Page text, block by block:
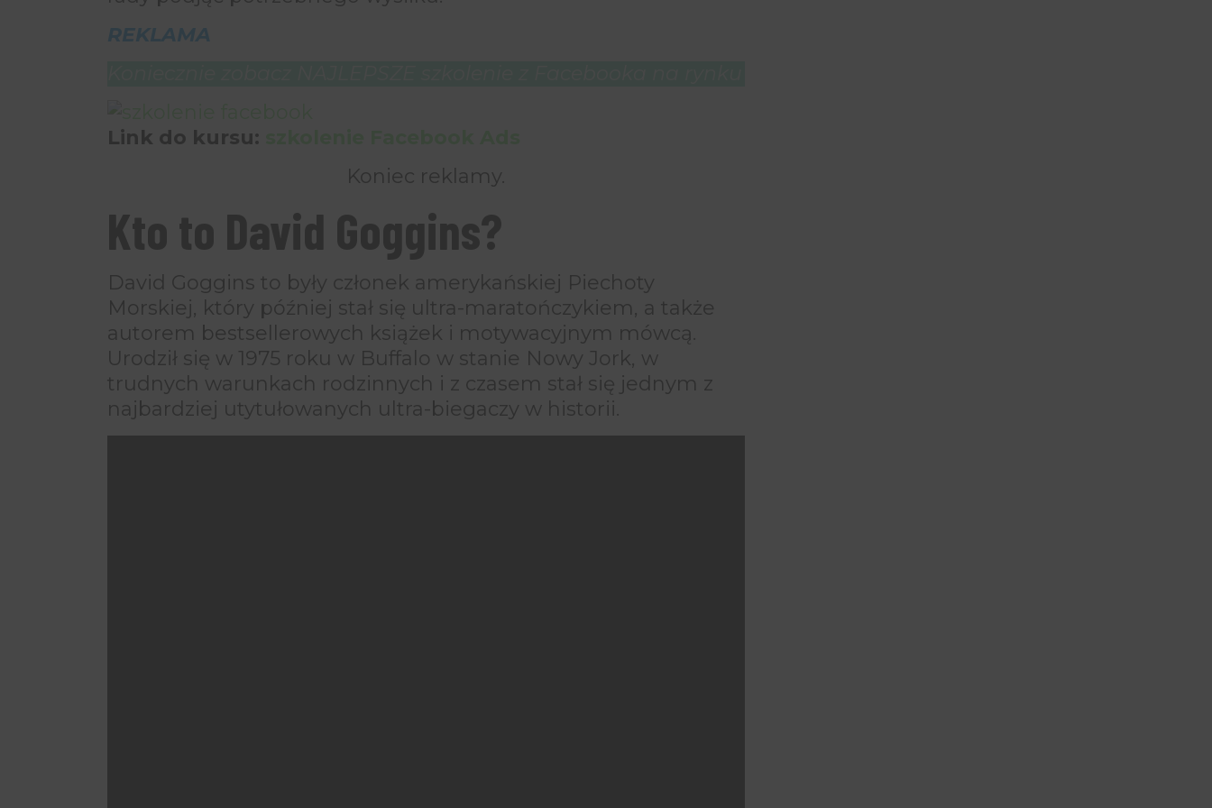
REKLAMA
Link do kursu:
Koniec reklamy.
Kto to David Goggins?
David Goggins to były członek amerykańskiej Piechoty
Morskiej, który później stał się ultra-maratończykiem, a także
autorem bestsellerowych książek i motywacyjnym mówcą.
Urodził się w 1975 roku w Buffalo w stanie Nowy Jork, w
trudnych warunkach rodzinnych i z czasem stał się jednym z
najbardziej utytułowanych ultra-biegaczy w historii.